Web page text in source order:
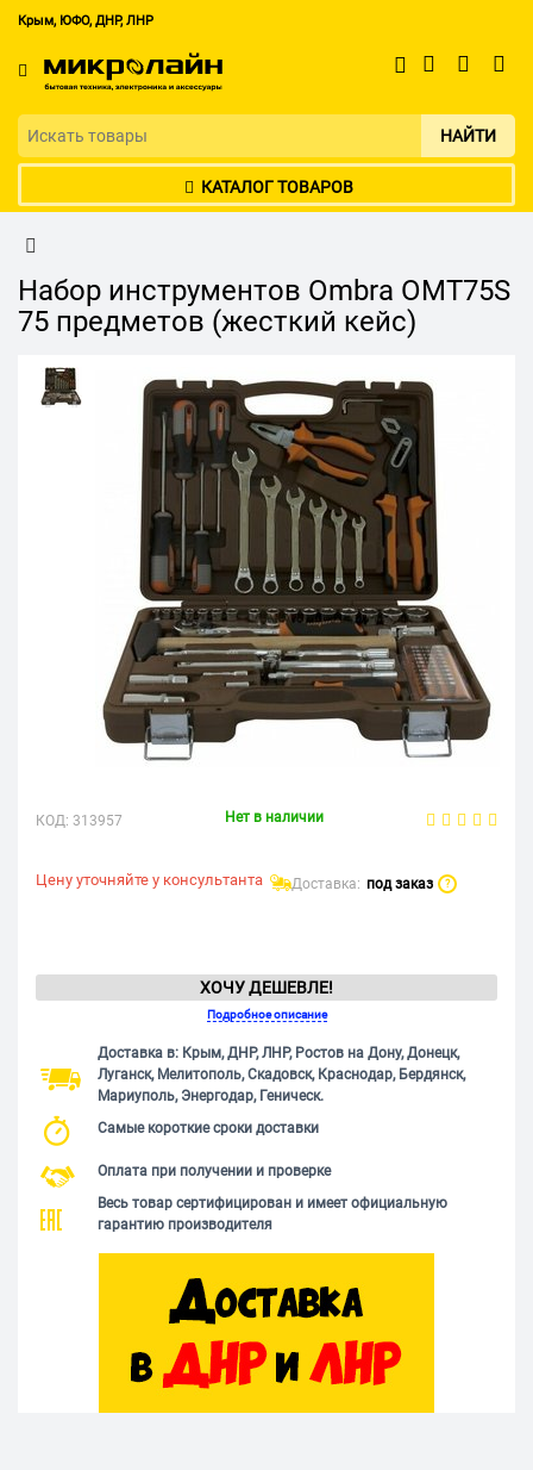
Крым, ЮФО, ДНР, ЛНР
НАЙТИ
КАТАЛОГ ТОВАРОВ
Набор инструментов Ombra OMT75S
75 предметов (жесткий кейс)
КОД: 313957 Нет в наличии
Цену уточняйте у консультанта Доставка: под заказ ?
ХОЧУ ДЕШЕВЛЕ!
Подробное описание
Доставка в: Крым, ДНР, ЛНР, Ростов на Дону, Донецк,
Луганск, Мелитополь, Скадовск, Краснодар, Бердянск,
Мариуполь, Энергодар, Геническ.
Самые короткие сроки доставки
Оплата при получении и проверке
Весь товар сертифицирован и имеет официальную
гарантию производителя